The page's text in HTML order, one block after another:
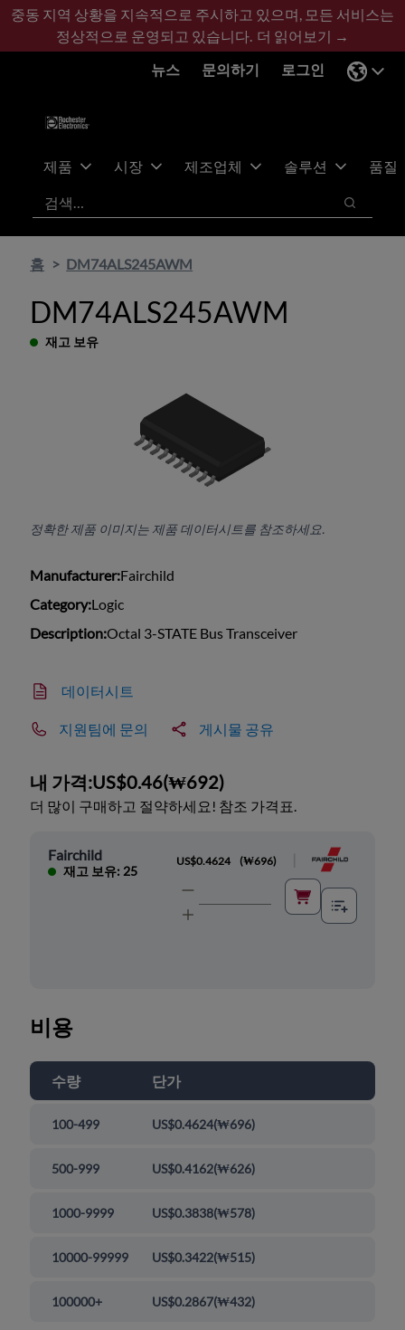
기
콘
바
글
중동 지역 상황을 지속적으로 주시하고 있으며, 모든 서비스는
정상적으로 운영되고 있습니다. 더 읽어보기 →
뉴스
문의하기 로그인
제품 시장 제조업체 솔루션
품질
검색
검색
홈 DM74ALS245AWM
DM74ALS245AWM
재고 보유
정확한 제품 이미지는 제품 데이터시트를 참조하세요.
Manufacturer:Fairchild
Category:Logic
Description:Octal 3-STATE Bus Transceiver
데이터시트
지원팀에 문의 게시물 공유
내 가격:US$0.46(₩692)
더 많이 구매하고 절약하세요! 참조 가격표.
Fairchild
재고 보유: 25
US$0.4624 (₩696)
비용
수량 단가
100-499 US$0.4624(₩696)
500-999 US$0.4162(₩626)
1000-9999 US$0.3838(₩578)
10000-99999 US$0.3422(₩515)
100000+ US$0.2867(₩432)